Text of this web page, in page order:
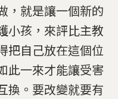
，就是讓一個新的
小孩，來評比主教
把自己放在這個位
此一來才能讓受害
換。要改變就要有